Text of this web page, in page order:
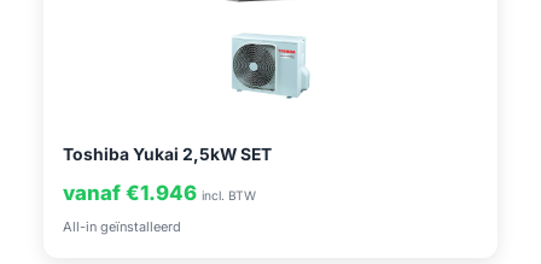
Toshiba Yukai 2,5kW SET
vanaf €1.946 incl. BTW
All-in geïnstalleerd